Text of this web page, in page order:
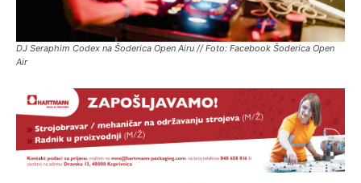
DJ Seraphim Codex na Šoderica Open Airu // Foto: Facebook Šoderica Open
Air